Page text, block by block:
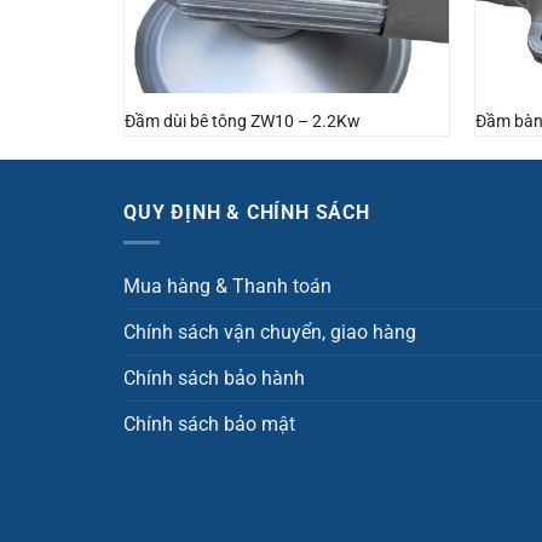
Đầm dùi bê tông ZW10 – 2.2Kw Đầm
QUY ĐỊNH & CHÍNH SÁCH
Mua hàng & Thanh toán
Chính sách vận chuyển, giao hàng
Chính sách bảo hành
Chính sách bảo mật